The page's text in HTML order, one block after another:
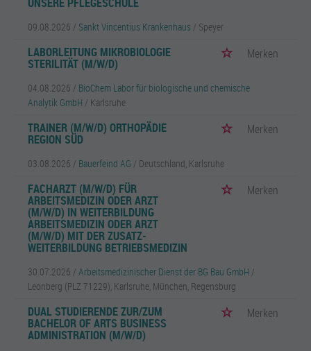
09.08.2026 / Sankt Vincentius Krankenhaus / Speyer
LABORLEITUNG MIKROBIOLOGIE
STERILITÄT (M/W/D)
Merken
04.08.2026 / BioChem Labor für biologische und chemische
Analytik GmbH / Karlsruhe
TRAINER (M/W/D) ORTHOPÄDIE
REGION SÜD
Merken
03.08.2026 / Bauerfeind AG / Deutschland, Karlsruhe
FACHARZT (M/W/D) FÜR
ARBEITSMEDIZIN ODER ARZT
(M/W/D) IN WEITERBILDUNG
ARBEITSMEDIZIN ODER ARZT
(M/W/D) MIT DER ZUSATZ-
WEITERBILDUNG BETRIEBSMEDIZIN
Merken
30.07.2026 / Arbeitsmedizinischer Dienst der BG Bau GmbH /
Leonberg (PLZ 71229), Karlsruhe, München, Regensburg
DUAL STUDIERENDE ZUR/ZUM
BACHELOR OF ARTS BUSINESS
ADMINISTRATION (M/W/D)
Merken